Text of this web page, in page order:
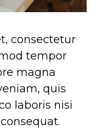
consectetur
tempor
magna
quis
laboris nisi